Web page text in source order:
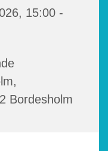
15:00 -
Bordesholm